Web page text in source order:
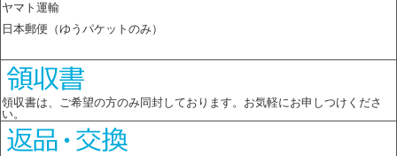
ヤマト運輸
日本郵便（ゆうパケットのみ）
領収書は、ご希望の方のみ同封しております。お気軽にお申しつけくださ
い。